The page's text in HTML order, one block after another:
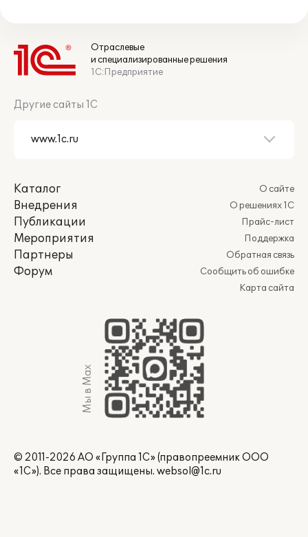
Отраслевые
и специализированные решения
1С:Предприятие
Другие сайты 1С
Каталог
Внедрения
Публикации
Мероприятия
Партнеры
Форум
О сайте
О решениях 1С
Прайс-лист
Поддержка
Обратная связь
Сообщить об ошибке
Карта сайта
Мы в Max
© 2011-2026 АО «Группа 1С» (правопреемник ООО
«1С»). Все права защищены. websol@1c.ru